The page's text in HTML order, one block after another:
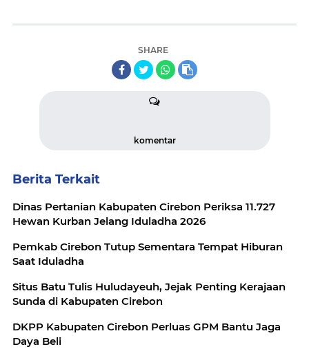
SHARE
komentar
Berita Terkait
Dinas Pertanian Kabupaten Cirebon Periksa 11.727
Hewan Kurban Jelang Iduladha 2026
Pemkab Cirebon Tutup Sementara Tempat Hiburan
Saat Iduladha
Situs Batu Tulis Huludayeuh, Jejak Penting Kerajaan
Sunda di Kabupaten Cirebon
DKPP Kabupaten Cirebon Perluas GPM Bantu Jaga
Daya Beli